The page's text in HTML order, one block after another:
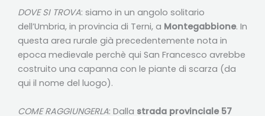
DOVE SI TROVA: siamo in un angolo solitario
dell’Umbria, in provincia di Terni, a Montegabbione. In
questa area rurale già precedentemente nota in
epoca medievale perchè qui San Francesco avrebbe
costruito una capanna con le piante di scarza (da
qui il nome del luogo).
COME RAGGIUNGERLA: Dalla strada provinciale 57